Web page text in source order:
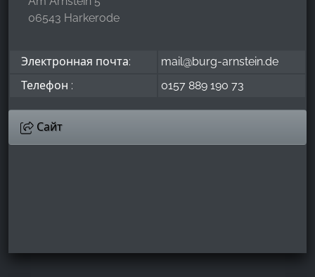
06543 Harkerode
Электронная почта:
mail@burg-arnstein.de
Телефон :
0157 889 190 73
Сайт